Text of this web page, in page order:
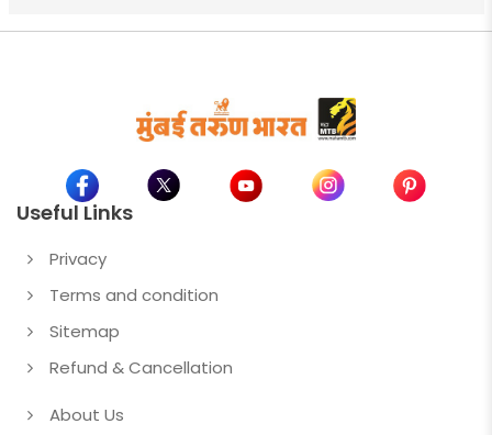
Useful Links
Privacy
Terms and condition
Sitemap
Refund & Cancellation
About Us